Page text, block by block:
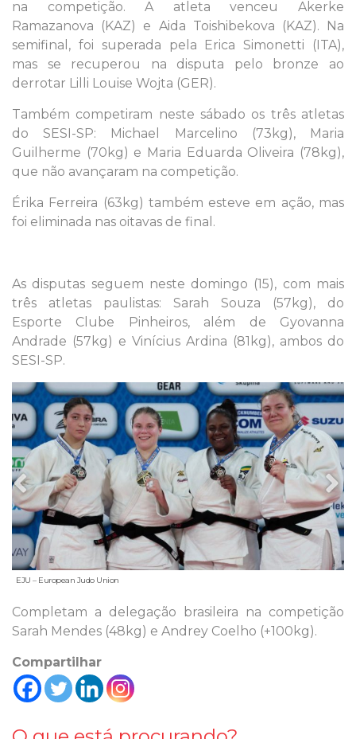
na competição. A atleta venceu Akerke
Ramazanova (KAZ) e Aida Toishibekova (KAZ). Na
semifinal, foi superada pela Erica Simonetti (ITA),
mas se recuperou na disputa pelo bronze ao
derrotar Lilli Louise Wojta (GER).
Também competiram neste sábado os três atletas
do SESI-SP: Michael Marcelino (73kg), Maria
Guilherme (70kg) e Maria Eduarda Oliveira (78kg),
que não avançaram na competição.
Érika Ferreira (63kg) também esteve em ação, mas
foi eliminada nas oitavas de final.
As disputas seguem neste domingo (15), com mais
três atletas paulistas: Sarah Souza (57kg), do
Esporte Clube Pinheiros, além de Gyovanna
Andrade (57kg) e Vinícius Ardina (81kg), ambos do
SESI-SP.
EJU – European Judo Union
Completam a delegação brasileira na competição
Sarah Mendes (48kg) e Andrey Coelho (+100kg).
Compartilhar